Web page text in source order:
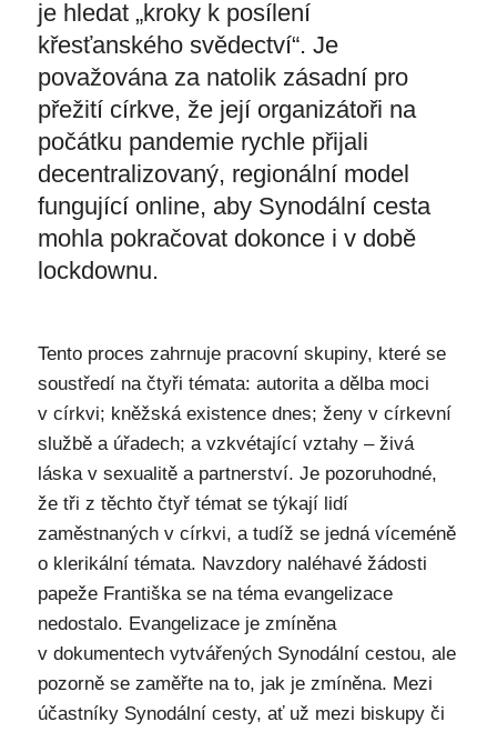
je hledat „kroky k posílení
křesťanského svědectví“. Je
považována za natolik zásadní pro
přežití církve, že její organizátoři na
počátku pandemie rychle přijali
decentralizovaný, regionální model
fungující online, aby Synodální cesta
mohla pokračovat dokonce i v době
lockdownu.
Tento proces zahrnuje pracovní skupiny, které se
soustředí na čtyři témata: autorita a dělba moci
v církvi; kněžská existence dnes; ženy v církevní
službě a úřadech; a vzkvétající vztahy – živá
láska v sexualitě a partnerství. Je pozoruhodné,
že tři z těchto čtyř témat se týkají lidí
zaměstnaných v církvi, a tudíž se jedná víceméně
o klerikální témata. Navzdory naléhavé žádosti
papeže Františka se na téma evangelizace
nedostalo. Evangelizace je zmíněna
v dokumentech vytvářených Synodální cestou, ale
pozorně se zaměřte na to, jak je zmíněna. Mezi
účastníky Synodální cesty, ať už mezi biskupy či